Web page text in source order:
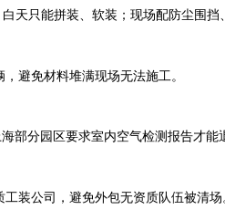
白天只能拼装、软装；现场配防尘围挡
避免材料堆满现场无法施工。
部分园区要求室内空气检测报告才能
装公司，避免外包无资质队伍被清场